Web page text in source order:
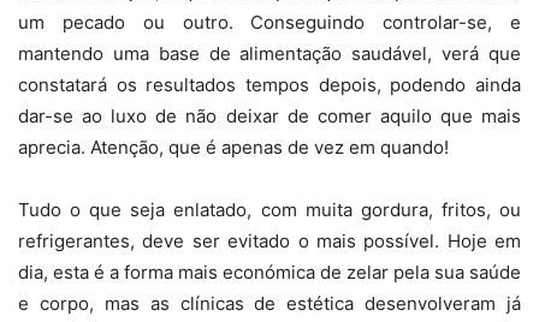
um pecado ou outro. Conseguindo controlar-se, e
mantendo uma base de alimentação saudável, verá que
constatará os resultados tempos depois, podendo ainda
dar-se ao luxo de não deixar de comer aquilo que mais
aprecia. Atenção, que é apenas de vez em quando!
Tudo o que seja enlatado, com muita gordura, fritos, ou
refrigerantes, deve ser evitado o mais possível. Hoje em
dia, esta é a forma mais económica de zelar pela sua saúde
e corpo, mas as clínicas de estética desenvolveram já